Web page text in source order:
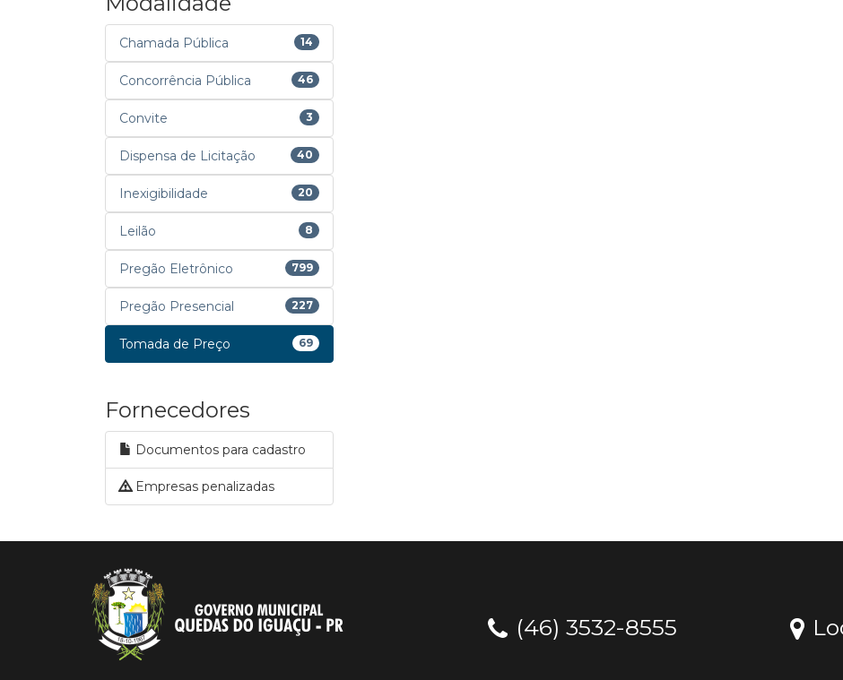
Chamada Pública 14
Concorrência Pública 46
Convite 3
Dispensa de Licitação 40
Inexigibilidade 20
Leilão 8
Pregão Eletrônico 799
Pregão Presencial 227
Tomada de Preço 69
Fornecedores
Documentos para cadastro
Empresas penalizadas
(46) 3532-8555